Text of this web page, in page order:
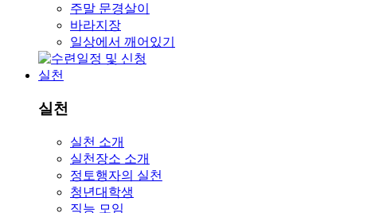
주말 문경살이
바라지장
일상에서 깨어있기
실천
실천
실천 소개
실천장소 소개
정토행자의 실천
청년대학생
직능 모임